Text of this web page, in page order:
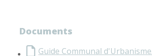
Documents
Guide Communal